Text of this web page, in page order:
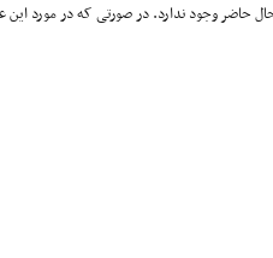
حاضر وجود ندارد. در صورتی که در مورد این